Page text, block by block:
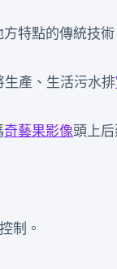
特點的傳統技
產、生活污水排
奇藝果影像頭上
制。